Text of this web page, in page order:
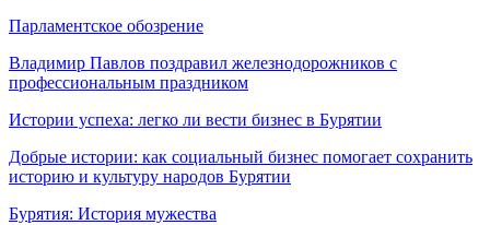
Парламентское обозрение
Владимир Павлов поздравил железнодорожников с
профессиональным праздником
Истории успеха: легко ли вести бизнес в Бурятии
Добрые истории: как социальный бизнес помогает сохранить
историю и культуру народов Бурятии
Бурятия: История мужества